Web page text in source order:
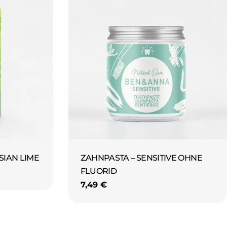
LIME
ZAHNPASTA – SENSITIVE OHNE
FLUORID
Regulärer
7,49 €